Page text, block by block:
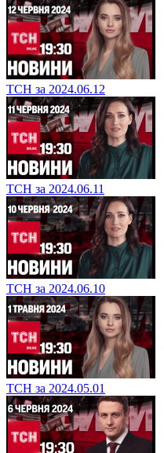
ТСН за 2024.06.12
ТСН за 2024.06.11
ТСН за 2024.06.10
ТСН за 2024.05.01